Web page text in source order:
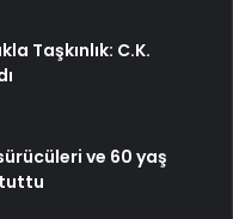
Taşkınlık: C.K.
ve 60 yaş